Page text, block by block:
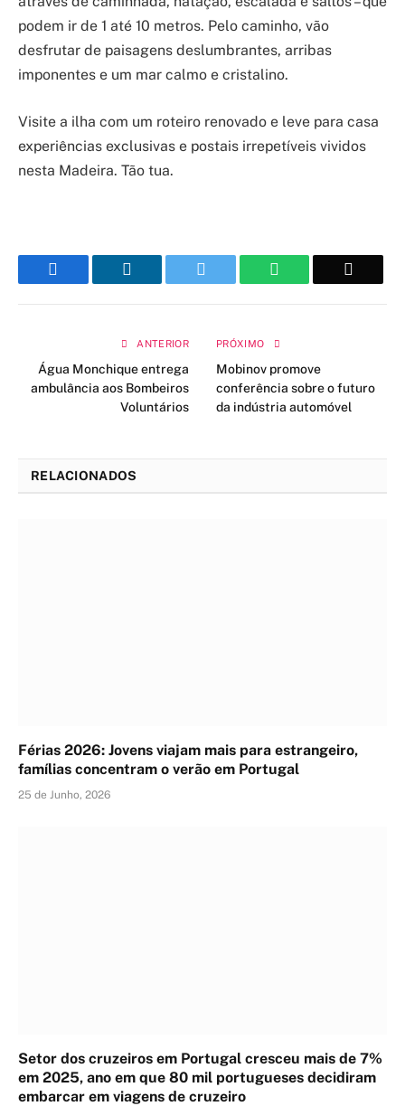
podem ir de 1 até 10 metros. Pelo caminho, vão
desfrutar de paisagens deslumbrantes, arribas
imponentes e um mar calmo e cristalino.
Visite a ilha com um roteiro renovado e leve para casa
experiências exclusivas e postais irrepetíveis vividos
nesta Madeira. Tão tua.
WhatsApp
ANTERIOR
Água Monchique entrega
ambulância aos Bombeiros
Voluntários
PRÓXIMO
Mobinov promove
conferência sobre o futuro
da indústria automóvel
RELACIONADOS
Férias 2026: Jovens viajam mais para estrangeiro,
famílias concentram o verão em Portugal
25 de Junho, 2026
Setor dos cruzeiros em Portugal cresceu mais de 7%
em 2025, ano em que 80 mil portugueses decidiram
embarcar em viagens de cruzeiro